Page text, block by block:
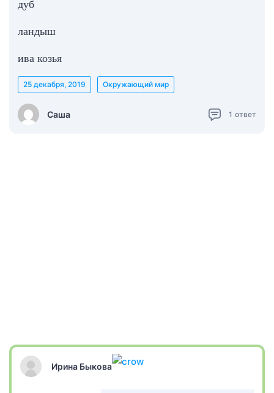
дуб
ландыш
ива козья
Саша
25 декабря, 2019 Окружающий мир
1 ответ
Ирина Быкова